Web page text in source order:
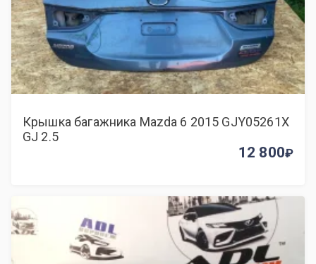
Крышка багажника Mazda 6 2015 GJY05261X
GJ 2.5
12 800